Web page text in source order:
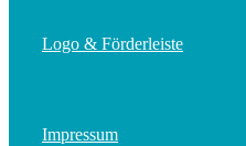
Logo & Förderleiste
Impressum